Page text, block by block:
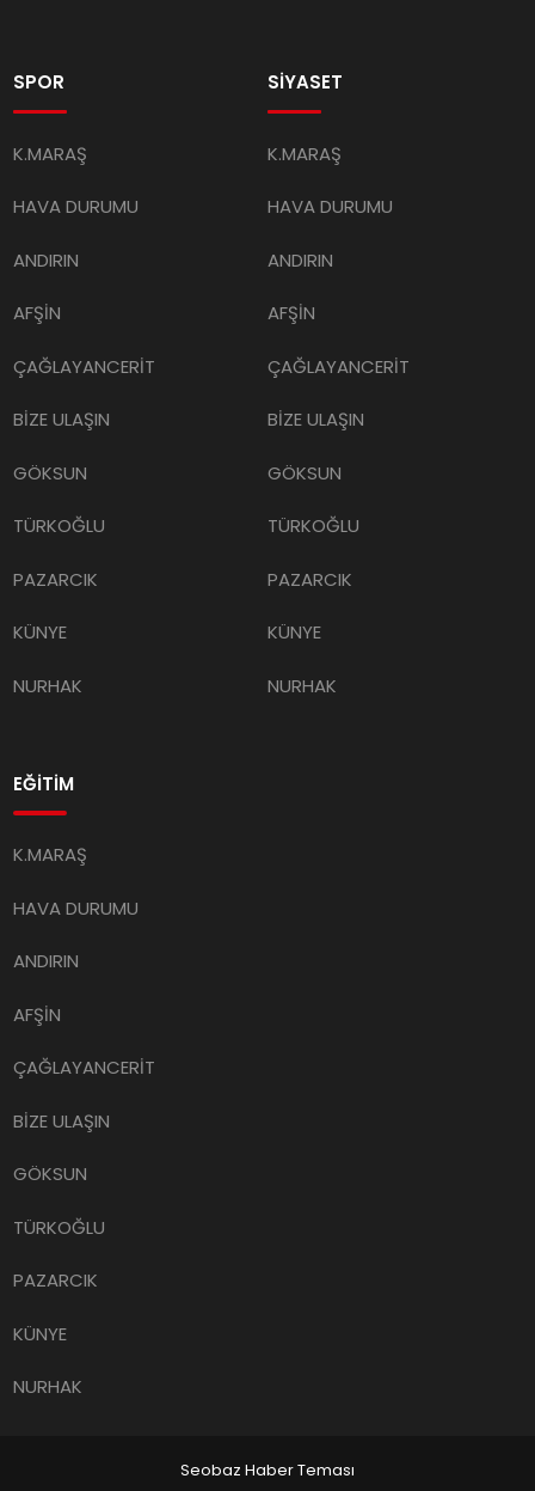
SPOR
K.MARAŞ
HAVA DURUMU
ANDIRIN
AFŞİN
ÇAĞLAYANCERİT
BİZE ULAŞIN
GÖKSUN
TÜRKOĞLU
PAZARCIK
KÜNYE
NURHAK
SİYASET
K.MARAŞ
HAVA DURUMU
ANDIRIN
AFŞİN
ÇAĞLAYANCERİT
BİZE ULAŞIN
GÖKSUN
TÜRKOĞLU
PAZARCIK
KÜNYE
NURHAK
EĞİTİM
K.MARAŞ
HAVA DURUMU
ANDIRIN
AFŞİN
ÇAĞLAYANCERİT
BİZE ULAŞIN
GÖKSUN
TÜRKOĞLU
PAZARCIK
KÜNYE
NURHAK
Seobaz Haber Teması